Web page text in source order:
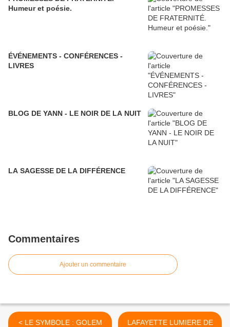
Humeur et poésie.
ÉVÉNEMENTS - CONFÉRENCES -
LIVRES
BLOG DE YANN - LE NOIR DE LA NUIT
LA SAGESSE DE LA DIFFÉRENCE
Commentaires
Ajouter un commentaire
< LE SYMBOLE : GOLEM
LAFAYETTE LUMIERE DE